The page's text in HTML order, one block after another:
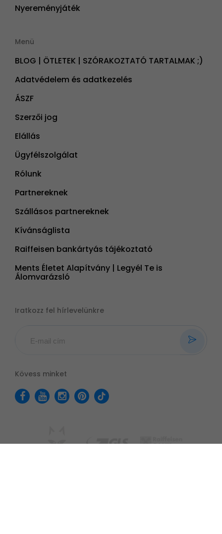
Nyereményjáték
Menü
BLOG | ÖTLETEK | SZÓRAKOZTATÓ TARTALMAK ;)
Adatvédelem és adatkezelés
ÁSZF
Szerzői jog
Elállás
Ügyfélszolgálat
Rólunk
Partnereknek
Szállásos partnereknek
Kívánságlista
Raiffeisen bankártyás tájékoztató
Ments Életet Alapítvány | Legyél Te is
Álomvarázsló
Iratkozz fel hírlevelünkre
Kövess minket